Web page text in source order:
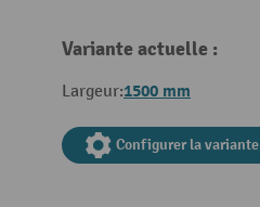
Variante actuelle :
Largeur:1500 mm
Configurer la variante